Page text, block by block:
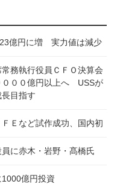
億円に増 実力値は減少
務執行役員ＣＦＯ決算会
００億円以上へ USSが
目指す
Ｅなど試作成功、国内初
に赤木・岩野・髙橋氏
億円投資